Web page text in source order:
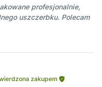
profesjonalnie,
uszczerbku. Polecam
zakupem